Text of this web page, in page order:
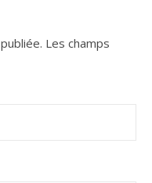
Les champs